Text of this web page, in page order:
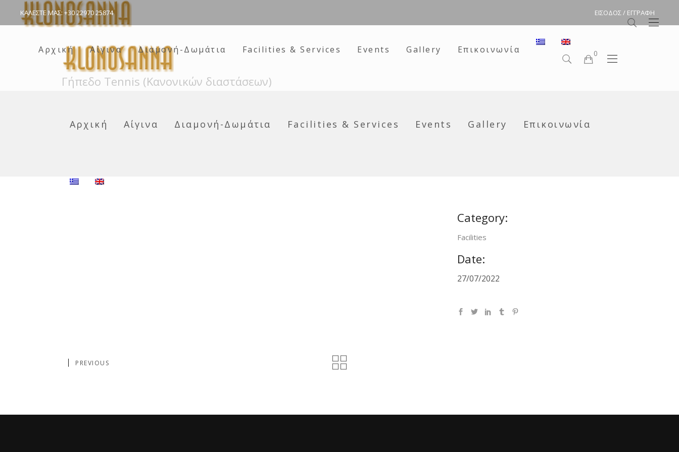
ΚΑΛΕΣΤΕ ΜΑΣ: +30 22970 25874 ΕΙΣΟΔΟΣ / ΕΓΓΡΑΦΗ
Αρχική Αίγινα Διαμονή-Δωμάτια Facilities & Services Events Gallery Επικοινωνία
0
Αρχική Αίγινα Διαμονή-Δωμάτια Facilities & Services Events Gallery Επικοινωνία
Γήπεδο Tennis (Κανονικών διαστάσεων)
Category:
Facilities
Date:
27/07/2022
PREVIOUS